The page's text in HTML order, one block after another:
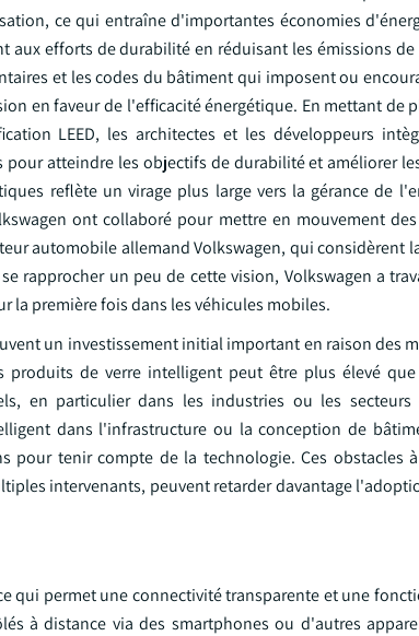
ce qui entraîne d'importantes économies
efforts de durabilité en réduisant les émissions de
et les codes du bâtiment qui imposent ou
en faveur de l'efficacité énergétique. En mettant de
LEED, les architectes et les développeurs
atteindre les objectifs de durabilité et améliorer
reflète un virage plus large vers la gérance de
ont collaboré pour mettre en mouvement
automobile allemand Volkswagen, qui considèrent
rapprocher un peu de cette vision, Volkswagen a
la première fois dans les véhicules mobiles.
un investissement initial important en raison des
de verre intelligent peut être plus élevé
en particulier dans les industries ou les
dans l'infrastructure ou la conception de
pour tenir compte de la technologie. Ces obstacles
intervenants, peuvent retarder davantage
qui permet une connectivité transparente et une
à distance via des smartphones ou d'autres